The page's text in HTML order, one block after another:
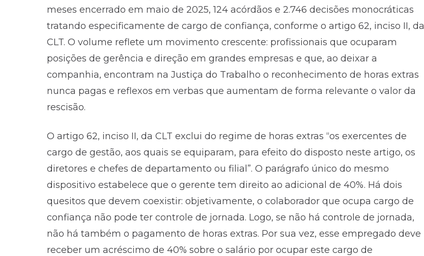
meses encerrado em maio de 2025, 124 acórdãos e 2.746 decisões monocráticas
tratando especificamente de cargo de confiança, conforme o artigo 62, inciso II, da
CLT. O volume reflete um movimento crescente: profissionais que ocuparam
posições de gerência e direção em grandes empresas e que, ao deixar a
companhia, encontram na Justiça do Trabalho o reconhecimento de horas extras
nunca pagas e reflexos em verbas que aumentam de forma relevante o valor da
rescisão.
O artigo 62, inciso II, da CLT exclui do regime de horas extras “os exercentes de
cargo de gestão, aos quais se equiparam, para efeito do disposto neste artigo, os
diretores e chefes de departamento ou filial”. O parágrafo único do mesmo
dispositivo estabelece que o gerente tem direito ao adicional de 40%. Há dois
quesitos que devem coexistir: objetivamente, o colaborador que ocupa cargo de
confiança não pode ter controle de jornada. Logo, se não há controle de jornada,
não há também o pagamento de horas extras. Por sua vez, esse empregado deve
receber um acréscimo de 40% sobre o salário por ocupar este cargo de